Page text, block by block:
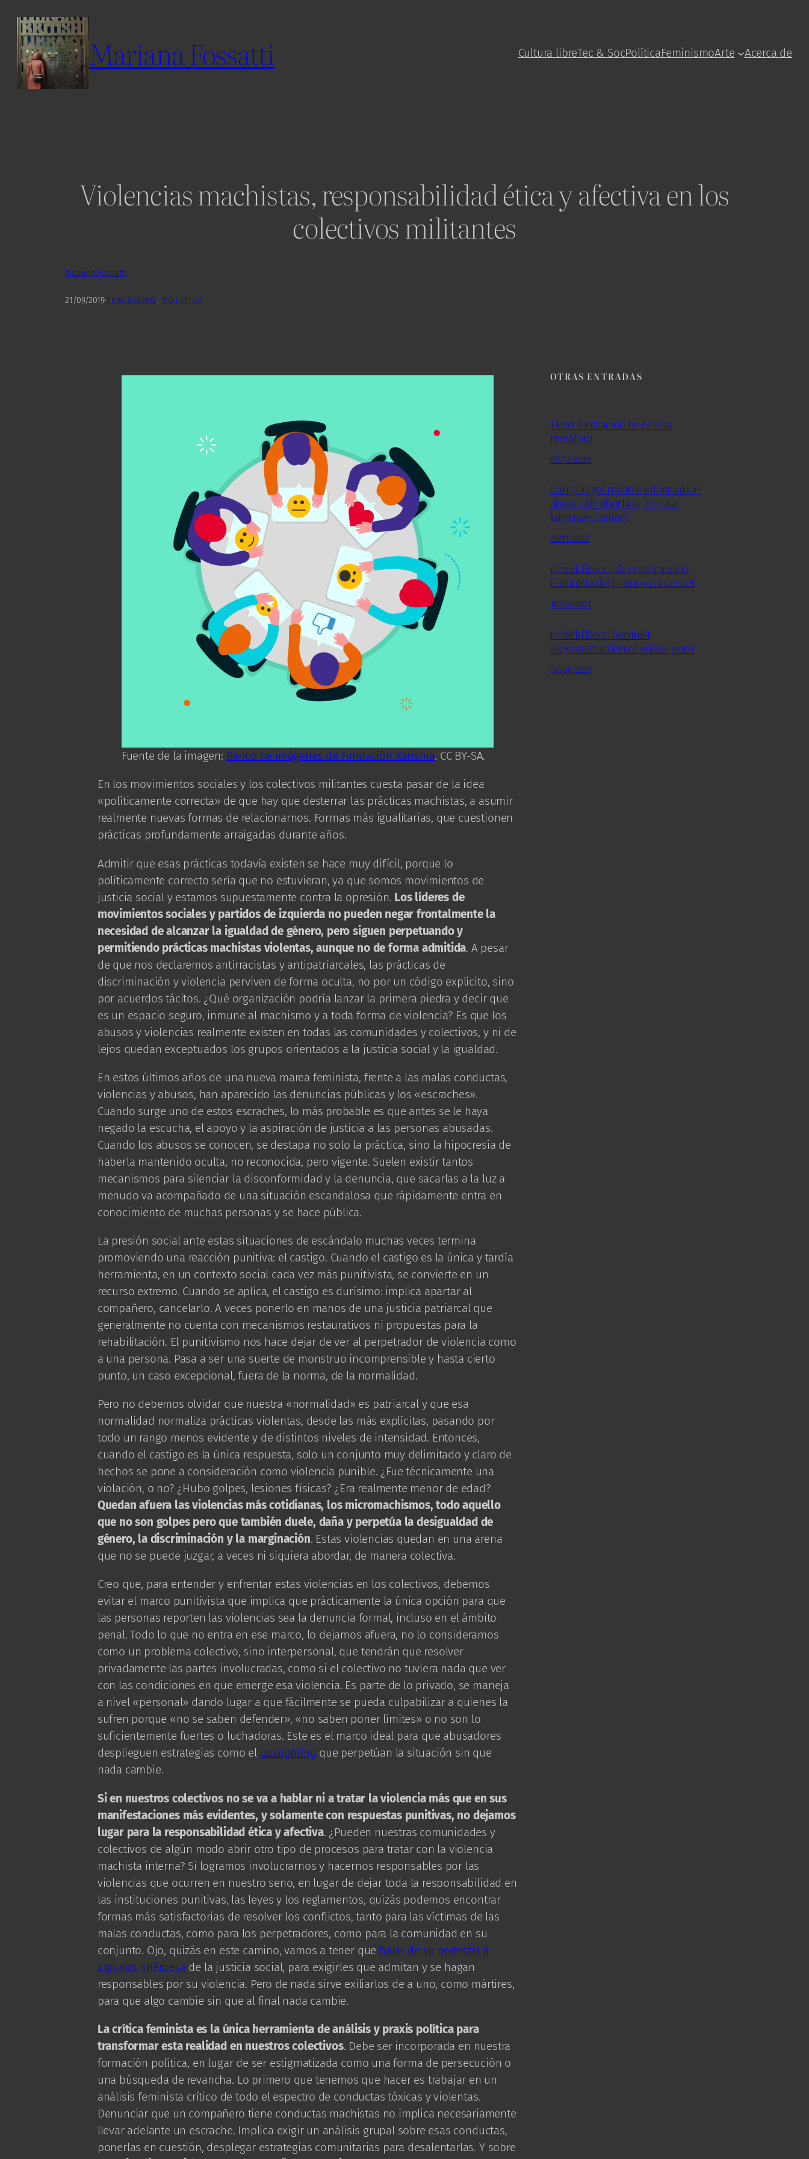
content
Mariana Fossatti Cultura libreTec & SocPolíticaFeminismoArte Acerca de
Violencias machistas, responsabilidad ética y afectiva en los
colectivos militantes
Mariana Fossatti
21/09/2019·FEMINISMO , POLÍTICA
Fuente de la imagen: Banco de imágenes de Fundación Karisma. CC BY-SA.
En los movimientos sociales y los colectivos militantes cuesta pasar de la idea
«políticamente correcta» de que hay que desterrar las prácticas machistas, a asumir
realmente nuevas formas de relacionarnos. Formas más igualitarias, que cuestionen
prácticas profundamente arraigadas durante años.
Admitir que esas prácticas todavía existen se hace muy difícil, porque lo
políticamente correcto sería que no estuvieran, ya que somos movimientos de
justicia social y estamos supuestamente contra la opresión. Los líderes de
movimientos sociales y partidos de izquierda no pueden negar frontalmente la
necesidad de alcanzar la igualdad de género, pero siguen perpetuando y
permitiendo prácticas machistas violentas, aunque no de forma admitida. A pesar
de que nos declaremos antirracistas y antipatriarcales, las prácticas de
discriminación y violencia perviven de forma oculta, no por un código explícito, sino
por acuerdos tácitos. ¿Qué organización podría lanzar la primera piedra y decir que
es un espacio seguro, inmune al machismo y a toda forma de violencia? Es que los
abusos y violencias realmente existen en todas las comunidades y colectivos, y ni de
lejos quedan exceptuados los grupos orientados a la justicia social y la igualdad.
En estos últimos años de una nueva marea feminista, frente a las malas conductas,
violencias y abusos, han aparecido las denuncias públicas y los «escraches».
Cuando surge uno de estos escraches, lo más probable es que antes se le haya
negado la escucha, el apoyo y la aspiración de justicia a las personas abusadas.
Cuando los abusos se conocen, se destapa no solo la práctica, sino la hipocresía de
haberla mantenido oculta, no reconocida, pero vigente. Suelen existir tantos
mecanismos para silenciar la disconformidad y la denuncia, que sacarlas a la luz a
menudo va acompañado de una situación escandalosa que rápidamente entra en
conocimiento de muchas personas y se hace pública.
La presión social ante estas situaciones de escándalo muchas veces termina
promoviendo una reacción punitiva: el castigo. Cuando el castigo es la única y tardía
herramienta, en un contexto social cada vez más punitivista, se convierte en un
recurso extremo. Cuando se aplica, el castigo es durísimo: implica apartar al
compañero, cancelarlo. A veces ponerlo en manos de una justicia patriarcal que
generalmente no cuenta con mecanismos restaurativos ni propuestas para la
rehabilitación. El punitivismo nos hace dejar de ver al perpetrador de violencia como
a una persona. Pasa a ser una suerte de monstruo incomprensible y hasta cierto
punto, un caso excepcional, fuera de la norma, de la normalidad.
Pero no debemos olvidar que nuestra «normalidad» es patriarcal y que esa
normalidad normaliza prácticas violentas, desde las más explícitas, pasando por
todo un rango menos evidente y de distintos niveles de intensidad. Entonces,
cuando el castigo es la única respuesta, solo un conjunto muy delimitado y claro de
hechos se pone a consideración como violencia punible. ¿Fue técnicamente una
violación, o no? ¿Hubo golpes, lesiones físicas? ¿Era realmente menor de edad?
Quedan afuera las violencias más cotidianas, los micromachismos, todo aquello
que no son golpes pero que también duele, daña y perpetúa la desigualdad de
género, la discriminación y la marginación. Estas violencias quedan en una arena
que no se puede juzgar, a veces ni siquiera abordar, de manera colectiva.
Creo que, para entender y enfrentar estas violencias en los colectivos, debemos
evitar el marco punitivista que implica que prácticamente la única opción para que
las personas reporten las violencias sea la denuncia formal, incluso en el ámbito
penal. Todo lo que no entra en ese marco, lo dejamos afuera, no lo consideramos
como un problema colectivo, sino interpersonal, que tendrán que resolver
privadamente las partes involucradas, como si el colectivo no tuviera nada que ver
con las condiciones en que emerge esa violencia. Es parte de lo privado, se maneja
a nivel «personal» dando lugar a que fácilmente se pueda culpabilizar a quienes la
sufren porque «no se saben defender», «no saben poner límites» o no son lo
suficientemente fuertes o luchadoras. Este es el marco ideal para que abusadores
desplieguen estrategias como el gaslighting que perpetúan la situación sin que
nada cambie.
Si en nuestros colectivos no se va a hablar ni a tratar la violencia más que en sus
manifestaciones más evidentes, y solamente con respuestas punitivas, no dejamos
lugar para la responsabilidad ética y afectiva. ¿Pueden nuestras comunidades y
colectivos de algún modo abrir otro tipo de procesos para tratar con la violencia
machista interna? Si logramos involucrarnos y hacernos responsables por las
violencias que ocurren en nuestro seno, en lugar de dejar toda la responsabilidad en
las instituciones punitivas, las leyes y los reglamentos, quizás podemos encontrar
formas más satisfactorias de resolver los conflictos, tanto para las víctimas de las
malas conductas, como para los perpetradores, como para la comunidad en su
conjunto. Ojo, quizás en este camino, vamos a tener que bajar de su pedestal a
algunos «héroes» de la justicia social, para exigirles que admitan y se hagan
responsables por su violencia. Pero de nada sirve exiliarlos de a uno, como mártires,
para que algo cambie sin que al final nada cambie.
La crítica feminista es la única herramienta de análisis y praxis política para
transformar esta realidad en nuestros colectivos. Debe ser incorporada en nuestra
formación política, en lugar de ser estigmatizada como una forma de persecución o
una búsqueda de revancha. Lo primero que tenemos que hacer es trabajar en un
análisis feminista crítico de todo el espectro de conductas tóxicas y violentas.
Denunciar que un compañero tiene conductas machistas no implica necesariamente
llevar adelante un escrache. Implica exigir un análisis grupal sobre esas conductas,
ponerlas en cuestión, desplegar estrategias comunitarias para desalentarlas. Y sobre
OTRAS ENTRADAS
Descolonización no es una
metáfora
08/12/2025
Can you get reliable information
about safe abortion, in your
language, online?
25/11/2022
r/chickflixxx: (de)construcción
feminista del porno en internet
10/06/2021
r/chickflixxx: feminist
(de)construction of online porn
06/06/2021